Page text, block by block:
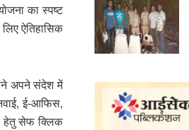
का स्पष्ट
ऐतिहासिक
अपने संदेश में
ई-आफिस,
हेतु सेफ क्लिक